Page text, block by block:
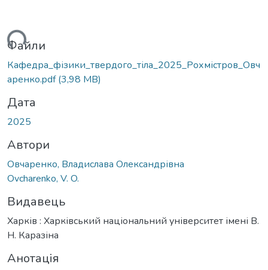
Файли
Кафедра_фізики_твердого_тіла_2025_Рохмістров_Овч
аренко.pdf(3,98 MB)
Дата
2025
Автори
Овчаренко, Владислава Олександрівна
Ovcharenko, V. O.
Видавець
Харків : Харківський національний університет імені В.
Н. Каразіна
Анотація